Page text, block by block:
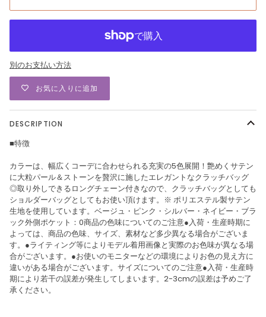
別のお支払い方法
お気に入りに追加
DESCRIPTION
■特徴
カラーは、幅広くコーデに合わせられる充実の5色展開！艶めくサテン
に大粒パール＆ストーンを贅沢に施したエレガントなクラッチバッグ
◎取り外しできるロングチェーン付きなので、クラッチバッグとしても
ショルダーバッグとしてもお使い頂けます。※ ポリエステル製サテン
生地を使用しています。ベージュ・ピンク・シルバー・ネイビー・ブラ
ック外側ポケット：0商品の色味についてのご注意●入荷・生産時期に
よっては、商品の色味、サイズ、素材など多少異なる場合がございま
す。●ライティング等によりモデル着用画像と実際のお色味が異なる場
合がございます。●お使いのモニターなどの環境によりお色の見え方に
違いがある場合がございます。サイズについてのご注意●入荷・生産時
期により若干の誤差が発生してしまいます。2-3cmの誤差は予めご了
承ください。